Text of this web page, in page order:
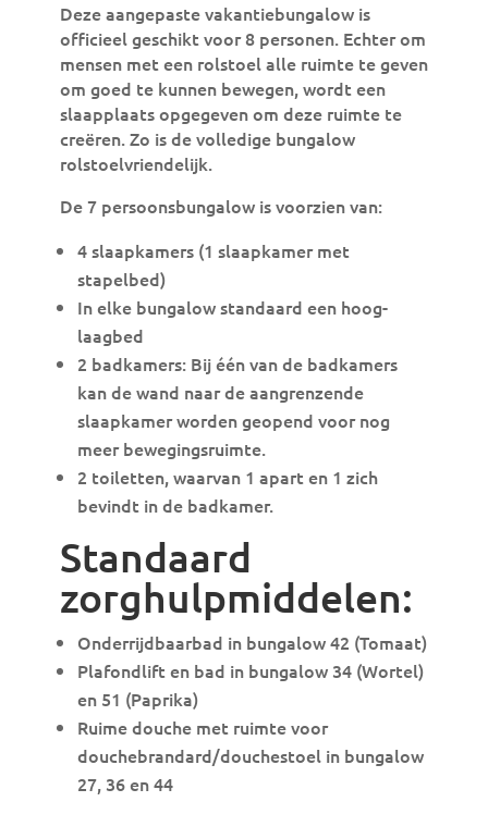
Deze aangepaste vakantiebungalow is
officieel geschikt voor 8 personen. Echter om
mensen met een rolstoel alle ruimte te geven
om goed te kunnen bewegen, wordt een
slaapplaats opgegeven om deze ruimte te
creëren. Zo is de volledige bungalow
rolstoelvriendelijk.
De 7 persoonsbungalow is voorzien van:
4 slaapkamers (1 slaapkamer met
stapelbed)
In elke bungalow standaard een hoog-
laagbed
2 badkamers: Bij één van de badkamers
kan de wand naar de aangrenzende
slaapkamer worden geopend voor nog
meer bewegingsruimte.
2 toiletten, waarvan 1 apart en 1 zich
bevindt in de badkamer.
Standaard
zorghulpmiddelen:
Onderrijdbaarbad in bungalow 42 (Tomaat)
Plafondlift en bad in bungalow 34 (Wortel)
en 51 (Paprika)
Ruime douche met ruimte voor
douchebrandard/douchestoel in bungalow
27, 36 en 44